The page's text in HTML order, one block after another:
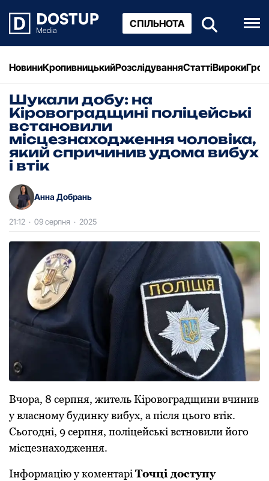
СПІЛЬНОТА
НовиниКропивницькийРозслідуванняСтаттіВироки
Шукали добу: на
Кіровоградщині поліцейські
встановили
місцезнаходження чоловіка,
який спричинив удома вибух
і втік
Анна Добрань
21:12 · 09 серпня · 2025
Вчора, 8 серпня, житель Кіровоградщини вчинив
у власному будинку вибух, а після цього втік.
Сьогодні, 9 серпня, поліцейські встновили його
місцезнаходження.
Інформацію у коментарі Точці доступу